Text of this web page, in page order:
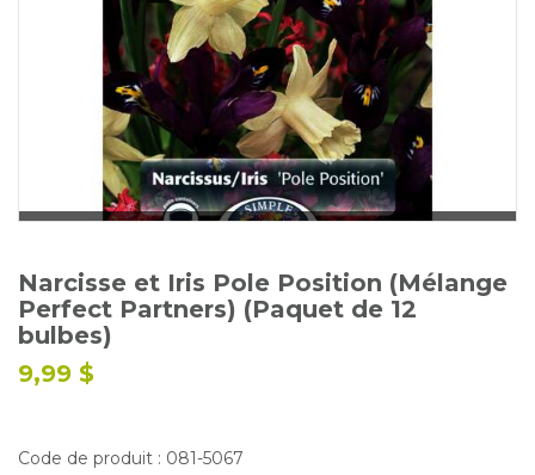
Conseils
Glossaire
Calendrier horticole
Emplois
Service à la clientèle
Nous joindre
Narcisse et Iris Pole Position (Mélange
Perfect Partners) (Paquet de 12
bulbes)
9,99 $
Code de produit : 081-5067